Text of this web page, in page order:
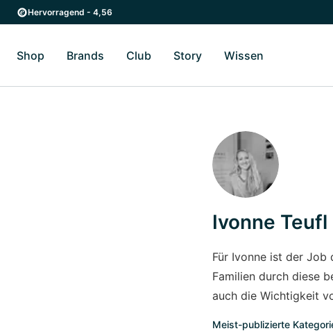
Zum Hauptinhalt springen
Zur Hauptnavigation springen
Hervorragend - 4,56
Shop Zum Untermenü Shop umschalten
Brands Zum Untermenü Brands umschalten
Club Zum Untermenü Club umschalten
Story Zum Untermenü Story
Wissen Zum
Ivonne Teufl
Für Ivonne ist der Job
Familien durch diese
auch die Wichtigkeit
Meist-publizierte